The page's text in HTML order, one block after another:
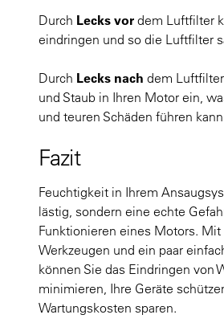
Durch Lecks vor dem Luftfilter
eindringen und so die Luftfilter
Durch Lecks nach dem
und Staub in Ihren Motor ein,
und teuren Schäden führen
Fazit
Feuchtigkeit in Ihrem
lästig, sondern eine echte
Funktionieren eines Motors.
Werkzeugen und ein paar
können Sie das Eindringen von
minimieren, Ihre Geräte
Wartungskosten sparen.